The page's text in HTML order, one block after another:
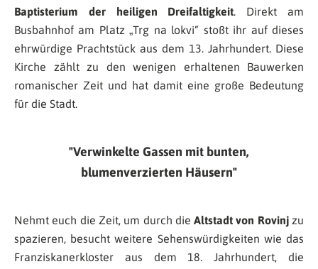
Baptisterium der heiligen Dreifaltigkeit. Direkt am
Busbahnhof am Platz „Trg na lokvi“ stoßt ihr auf dieses
ehrwürdige Prachtstück aus dem 13. Jahrhundert. Diese
Kirche zählt zu den wenigen erhaltenen Bauwerken
romanischer Zeit und hat damit eine große Bedeutung
für die Stadt.
Verwinkelte Gassen mit bunten,
blumenverzierten Häusern
Nehmt euch die Zeit, um durch dieAltstadt von Rovinjzu
spazieren, besucht weitere Sehenswürdigkeiten wie das
Franziskanerkloster aus dem 18. Jahrhundert, die